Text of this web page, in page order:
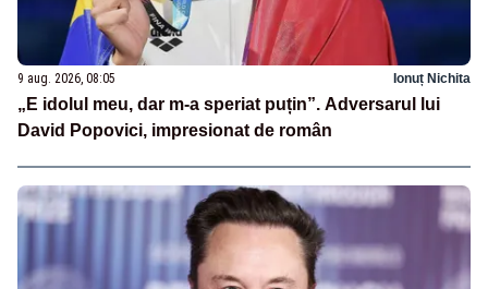
9 aug. 2026, 08:05 Ionuț Nichita
„E idolul meu, dar m-a speriat puțin”. Adversarul lui
David Popovici, impresionat de român